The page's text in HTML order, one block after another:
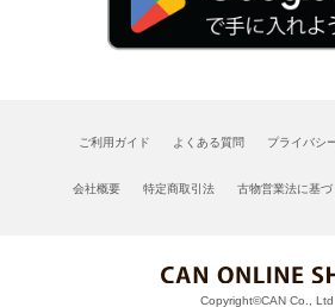
ご利用ガイド よくある質問 プライバシ
会社概要 特定商取引法 古物営業法に基づ
Copyright©CAN Co., Ltd